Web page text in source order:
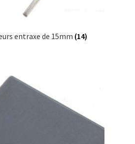
entraxe de 15mm (14)